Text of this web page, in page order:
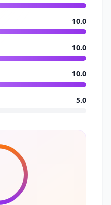
10.0
10.0
10.0
5.0